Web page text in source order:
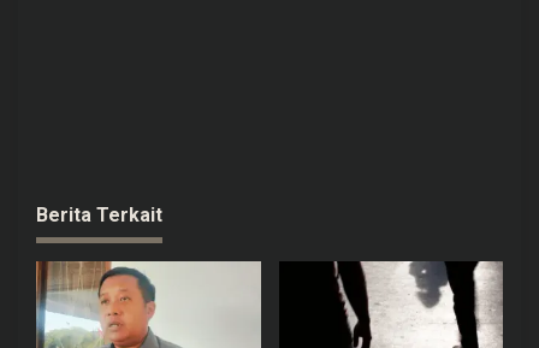
Berita Terkait